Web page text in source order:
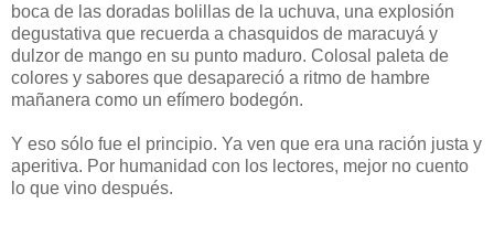
boca de las doradas bolillas de la uchuva, una explosión
degustativa que recuerda a chasquidos de maracuyá y
dulzor de mango en su punto maduro. Colosal paleta de
colores y sabores que desapareció a ritmo de hambre
mañanera como un efímero bodegón.
Y eso sólo fue el principio. Ya ven que era una ración justa y
aperitiva. Por humanidad con los lectores, mejor no cuento
lo que vino después.